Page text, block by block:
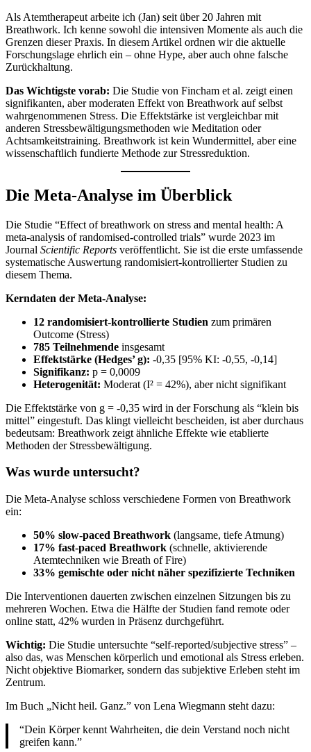
Als Atemtherapeut arbeite ich (Jan) seit über 20 Jahren mit
Breathwork. Ich kenne sowohl die intensiven Momente als auch die
Grenzen dieser Praxis. In diesem Artikel ordnen wir die aktuelle
Forschungslage ehrlich ein – ohne Hype, aber auch ohne falsche
Zurückhaltung.
Das Wichtigste vorab: Die Studie von Fincham et al. zeigt einen
signifikanten, aber moderaten Effekt von Breathwork auf selbst
wahrgenommenen Stress. Die Effektstärke ist vergleichbar mit
anderen Stressbewältigungsmethoden wie Meditation oder
Achtsamkeitstraining. Breathwork ist kein Wundermittel, aber eine
wissenschaftlich fundierte Methode zur Stressreduktion.
Die Meta-Analyse im Überblick
Die Studie “Effect of breathwork on stress and mental health: A
meta-analysis of randomised-controlled trials” wurde 2023 im
Journal Scientific Reports veröffentlicht. Sie ist die erste umfassende
systematische Auswertung randomisiert-kontrollierter Studien zu
diesem Thema.
Kerndaten der Meta-Analyse:
12 randomisiert-kontrollierte Studien zum primären
Outcome (Stress)
785 Teilnehmende insgesamt
Effektstärke (Hedges’ g): -0,35 [95% KI: -0,55, -0,14]
Signifikanz: p = 0,0009
Heterogenität: Moderat (I² = 42%), aber nicht signifikant
Die Effektstärke von g = -0,35 wird in der Forschung als “klein bis
mittel” eingestuft. Das klingt vielleicht bescheiden, ist aber durchaus
bedeutsam: Breathwork zeigt ähnliche Effekte wie etablierte
Methoden der Stressbewältigung.
Was wurde untersucht?
Die Meta-Analyse schloss verschiedene Formen von Breathwork
ein:
50% slow-paced Breathwork (langsame, tiefe Atmung)
17% fast-paced Breathwork (schnelle, aktivierende
Atemtechniken wie Breath of Fire)
33% gemischte oder nicht näher spezifizierte Techniken
Die Interventionen dauerten zwischen einzelnen Sitzungen bis zu
mehreren Wochen. Etwa die Hälfte der Studien fand remote oder
online statt, 42% wurden in Präsenz durchgeführt.
Wichtig: Die Studie untersuchte “self-reported/subjective stress” –
also das, was Menschen körperlich und emotional als Stress erleben.
Nicht objektive Biomarker, sondern das subjektive Erleben steht im
Zentrum.
Im Buch „Nicht heil. Ganz.” von Lena Wiegmann steht dazu:
“Dein Körper kennt Wahrheiten, die dein Verstand noch nicht
greifen kann.”